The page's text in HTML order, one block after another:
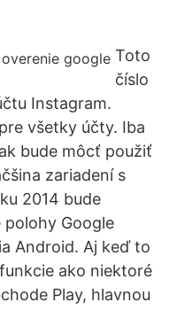
Toto
číslo
Instagram.
všetky účty. Iba
bude môcť použiť
zariadení s
2014 bude
polohy Google
Android. Aj keď to
ako niektoré
Play, hlavnou